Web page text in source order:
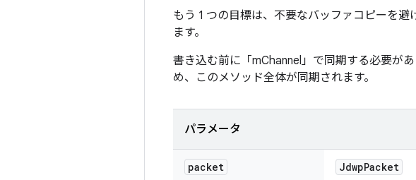
もう 1 つの目標は、不要なバッファコピーを
ます。
書き込む前に「mChannel」で同期する必要が
め、このメソッド全体が同期されます。
パラメータ
packet JdwpPacket